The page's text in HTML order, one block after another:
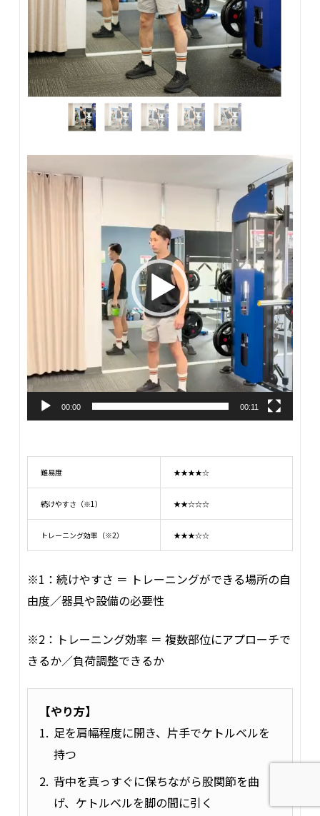
ったように感じました。肩まわりの疲労感が強く、スイング
よりも上半身に意識がいってしまう印象です。
勢いで上げると腰が反りやすく、フォーム維持が難しいと感
じました。
アメリカンスイングは可動域が大きいため、肩や体幹の安定
ントロールした動作でおこなうことが重要です。
負荷が高く感じる場合は、まず通常のスイングで動作を習得
してから段階的に取り入れましょう。
画
00:00 00:11
難易度 ★★★★☆
続けやすさ（※1） ★★☆☆☆
トレーニング効率（※2） ★★★☆☆
※1：続けやすさ ＝ トレーニングができる場所の自
由度／器具や設備の必要性
※2：トレーニング効率 ＝ 複数部位にアプローチで
きるか／負荷調整できるか
【やり方】
足を肩幅程度に開き、片手でケトルベルを
持つ
背中を真っすぐに保ちながら股関節を曲
げ、ケトルベルを脚の間に引く